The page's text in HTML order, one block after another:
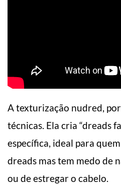
A texturização nudred, por
técnicas. Ela cria “dreads
específica, ideal para
dreads mas tem medo de
ou de estregar o cabelo.